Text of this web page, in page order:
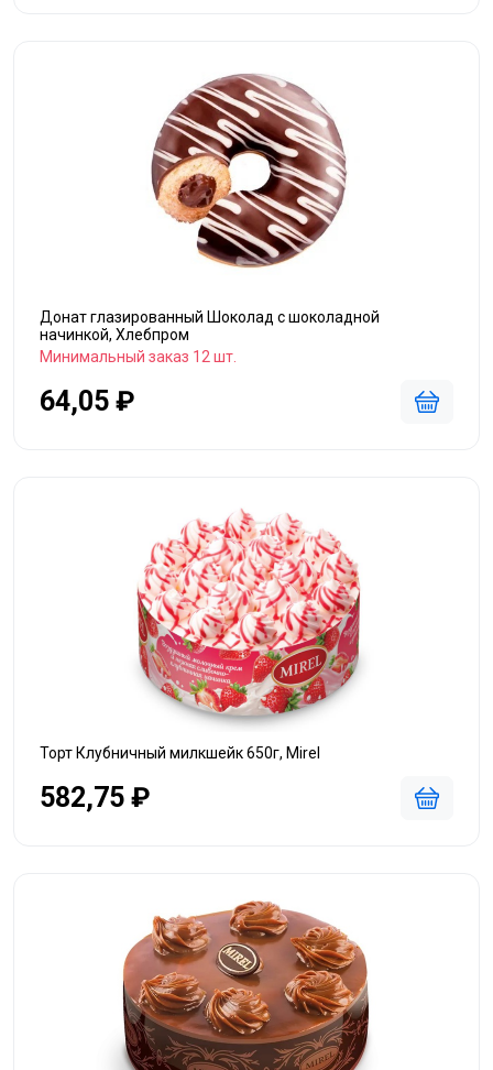
Донат глазированный Шоколад с шоколадной
начинкой, Хлебпром
Минимальный заказ 12 шт.
64,05 ₽
Торт Клубничный милкшейк 650г, Mirel
582,75 ₽